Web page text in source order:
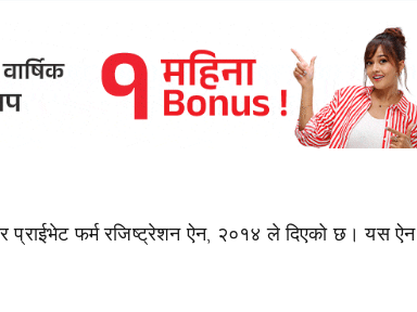
प्राईभेट फर्म रजिष्ट्रेशन ऐन, २०१४ ले दिएको छ। यस ऐन